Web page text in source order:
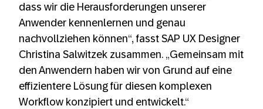
dass wir die Herausforderungen unserer
Anwender kennenlernen und genau
nachvollziehen können“, fasst SAP UX Designer
Christina Salwitzek zusammen. „Gemeinsam mit
den Anwendern haben wir von Grund auf eine
effizientere Lösung für diesen komplexen
Workflow konzipiert und entwickelt.“